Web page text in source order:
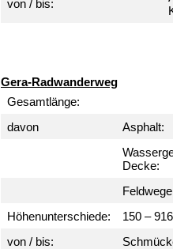
von / bis:
Gera-Radwanderweg
Gesamtlänge:
davon
Asphalt:
Decke:
Höhenunterschiede:
150 –
von / bis: